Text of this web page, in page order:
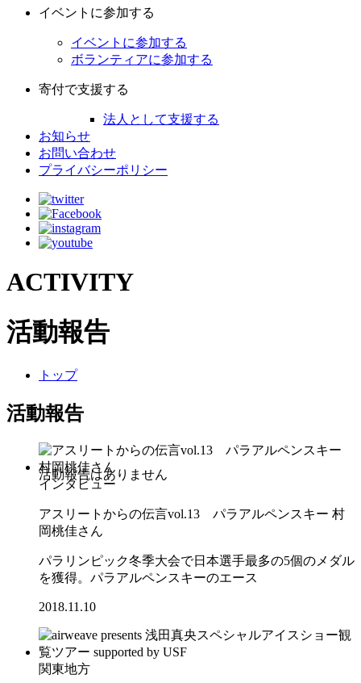
イベントに参加する
イベントに参加する
ボランティアに参加する
寄付で支援する
法人として支援する
お知らせ
お問い合わせ
プライバシーポリシー
ACTIVITY
活動報告
トップ
活動報告
インタビュー
アスリートからの伝言vol.13 パラアルペンスキー 村
岡桃佳さん
パラリンピック冬季大会で日本選手最多の5個のメダル
を獲得。パラアルペンスキーのエース
2018.11.10
関東地方